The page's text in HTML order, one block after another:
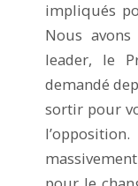
impliqués
Nous
leader, le
demandé
sortir pour